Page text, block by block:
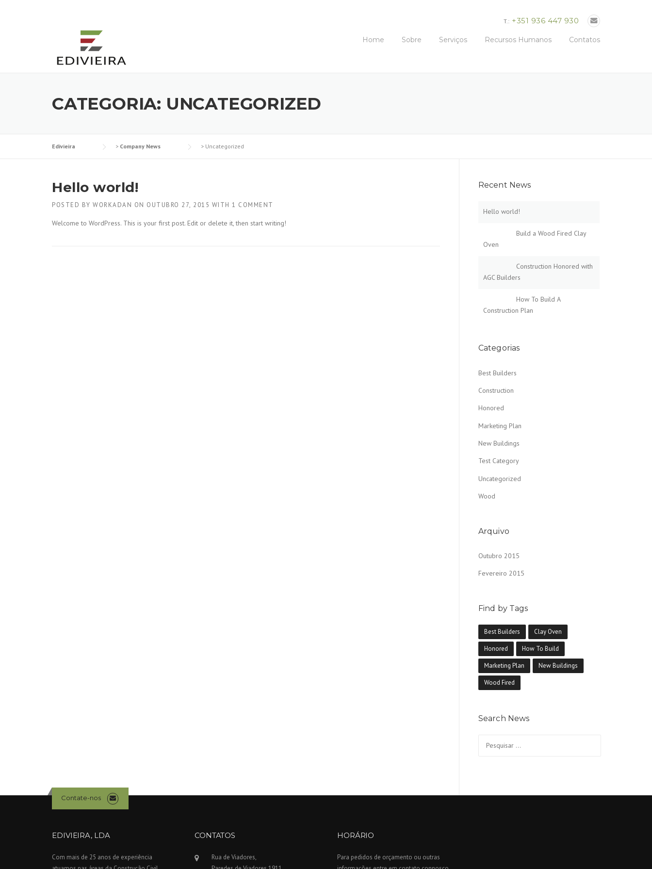
T.: +351 936 447 930
Home Sobre Serviços Recursos Humanos Contatos
CATEGORIA: UNCATEGORIZED
Edivieira > Company News > Uncategorized
Hello world!
POSTED BY WORKADAN ON OUTUBRO 27, 2015 WITH 1 COMMENT
Welcome to WordPress. This is your first post. Edit or delete it, then start writing!
Recent News
Hello world!
Build a Wood Fired Clay
Oven
Construction Honored with
AGC Builders
How To Build A
Construction Plan
Categorias
Best Builders
Construction
Honored
Marketing Plan
New Buildings
Test Category
Uncategorized
Wood
Arquivo
Outubro 2015
Fevereiro 2015
Find by Tags
Best Builders Clay Oven
Honored How To Build
Marketing Plan New Buildings
Wood Fired
Search News
por:
Contate-nos
EDIVIEIRA, LDA
Com mais de 25 anos de experiência
CONTATOS
Rua de Viadores,
HORÁRIO
Para pedidos de orçamento ou outras